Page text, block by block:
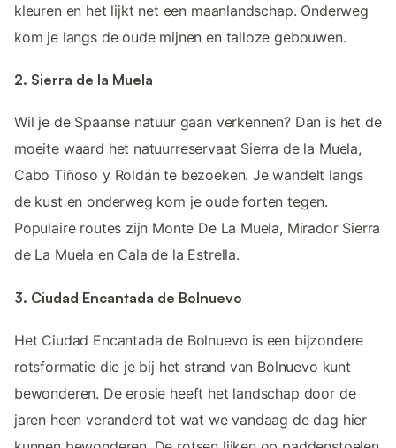
kleuren en het lijkt net een maanlandschap. Onderweg
kom je langs de oude mijnen en talloze gebouwen.
2. Sierra de la Muela
Wil je de Spaanse natuur gaan verkennen? Dan is het de
moeite waard het natuurreservaat Sierra de la Muela,
Cabo Tiñoso y Roldán te bezoeken. Je wandelt langs
de kust en onderweg kom je oude forten tegen.
Populaire routes zijn Monte De La Muela, Mirador Sierra
de La Muela en Cala de la Estrella.
3. Ciudad Encantada de Bolnuevo
Het Ciudad Encantada de Bolnuevo is een bijzondere
rotsformatie die je bij het strand van Bolnuevo kunt
bewonderen. De erosie heeft het landschap door de
jaren heen veranderd tot wat we vandaag de dag hier